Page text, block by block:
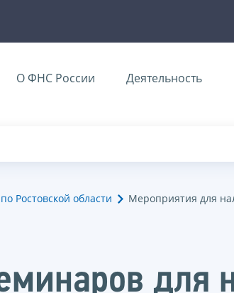
О ФНС России Деятельность
Ростовской области Мероприятия для
для